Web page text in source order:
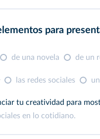
para
de una novela de un
las redes sociales
tu creatividad para
en lo cotidiano.